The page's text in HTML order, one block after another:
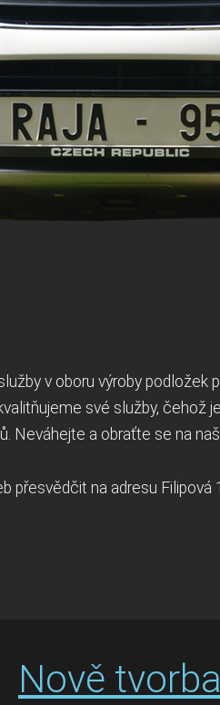
v oboru výroby podložek
své služby,
Neváhejte a obraťte se na
přesvědčit na adresu Filipová
Nově tvorba